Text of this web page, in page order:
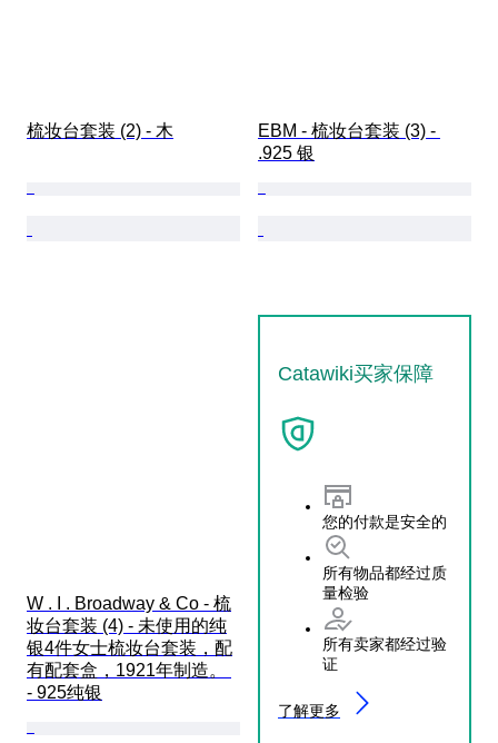
梳妆台套装 (2) - 木
EBM - 梳妆台套装 (3) -
.925 银
W . I . Broadway & Co - 梳
妆台套装 (4) - 未使用的纯
银4件女士梳妆台套装，配
有配套盒，1921年制造。
- 925纯银
Catawiki买家保障
您的付款是安全的
所有物品都经过质
量检验
所有卖家都经过验
证
了解更多